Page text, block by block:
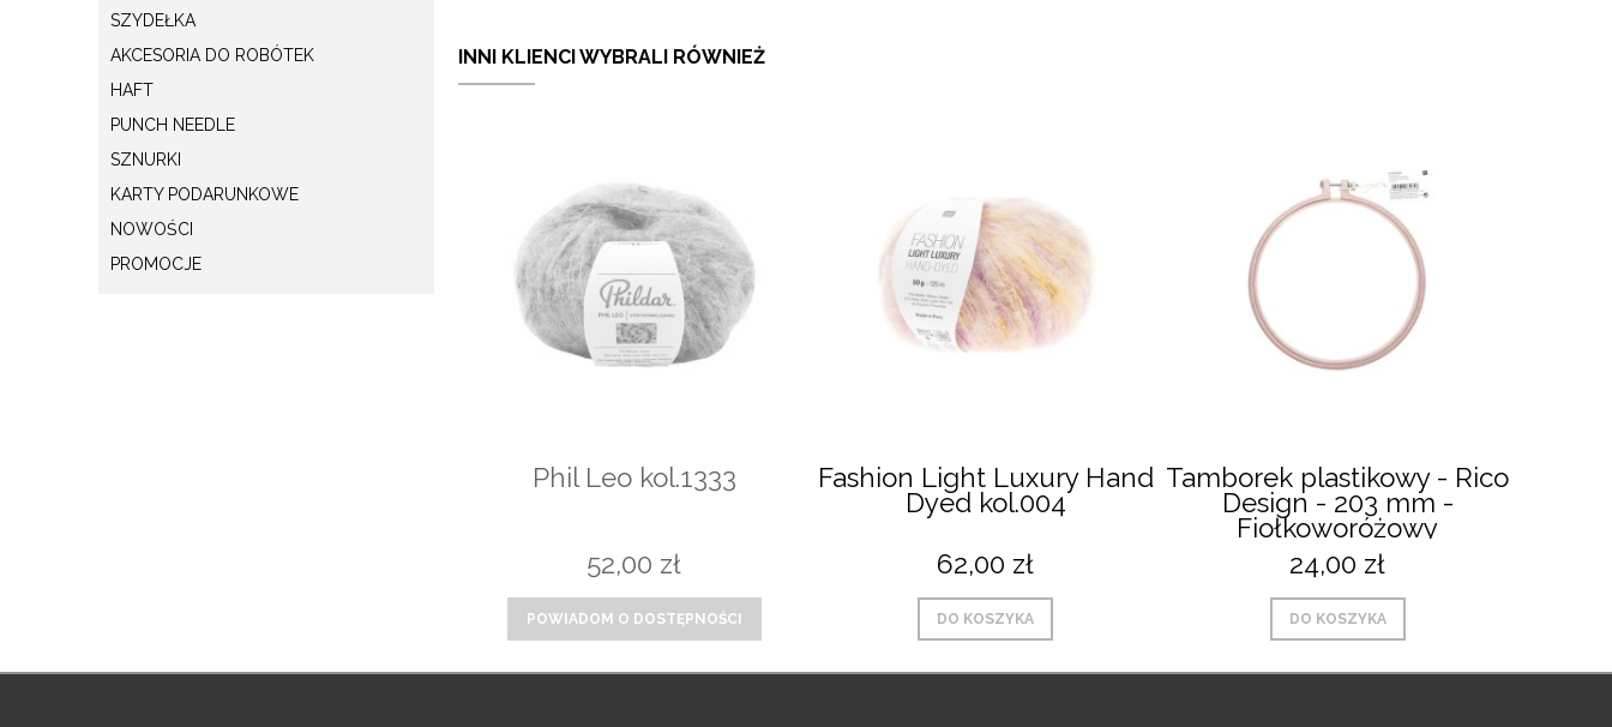
SZYDEŁKA
AKCESORIA DO ROBÓTEK
HAFT
PUNCH NEEDLE
SZNURKI
KARTY PODARUNKOWE
NOWOŚCI
PROMOCJE
INNI KLIENCI WYBRALI RÓWNIEŻ
Phil Leo kol.1333
52,00 zł
POWIADOM O DOSTĘPNOŚCI
Fashion Light Luxury Hand
Dyed kol.004
62,00 zł
DO KOSZYKA
Tamborek plastikowy - Rico
Design - 203 mm -
Fiołkoworóżowy
24,00 zł
DO KOSZYKA